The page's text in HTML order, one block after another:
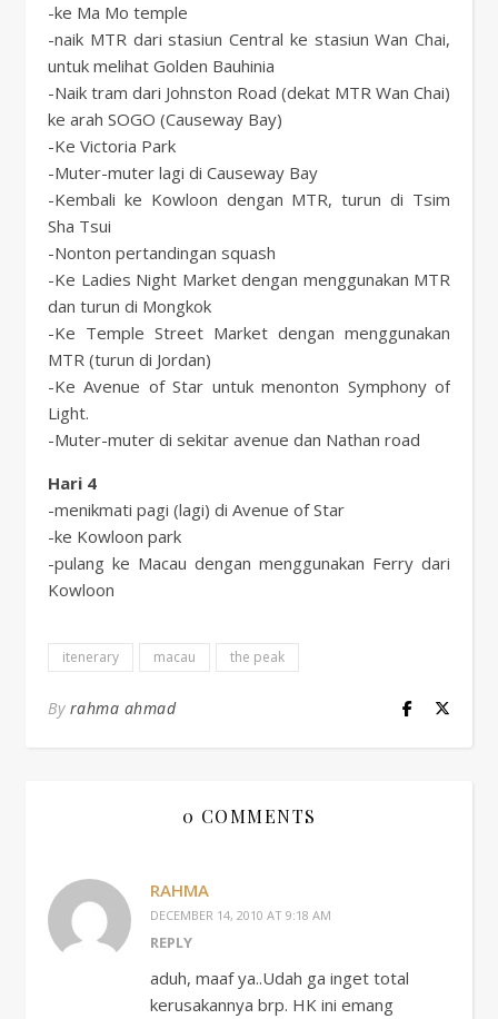
-ke Ma Mo temple
-naik MTR dari stasiun Central ke stasiun Wan Chai,
untuk melihat Golden Bauhinia
-Naik tram dari Johnston Road (dekat MTR Wan Chai)
ke arah SOGO (Causeway Bay)
-Ke Victoria Park
-Muter-muter lagi di Causeway Bay
-Kembali ke Kowloon dengan MTR, turun di Tsim
Sha Tsui
-Nonton pertandingan squash
-Ke Ladies Night Market dengan menggunakan MTR
dan turun di Mongkok
-Ke Temple Street Market dengan menggunakan
MTR (turun di Jordan)
-Ke Avenue of Star untuk menonton Symphony of
Light.
-Muter-muter di sekitar avenue dan Nathan road
Hari 4
-menikmati pagi (lagi) di Avenue of Star
-ke Kowloon park
-pulang ke Macau dengan menggunakan Ferry dari
Kowloon
itenerary macau the peak
By rahma ahmad
0 COMMENTS
RAHMA
DECEMBER 14, 2010 AT 9:18 AM
REPLY
aduh, maaf ya..Udah ga inget total
kerusakannya brp. HK ini emang